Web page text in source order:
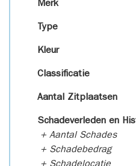
Merk
Type
Kleur
Classificatie
Aantal Zitplaatsen
Schadeverleden en
+ Aantal Schades
+ Schadebedrag